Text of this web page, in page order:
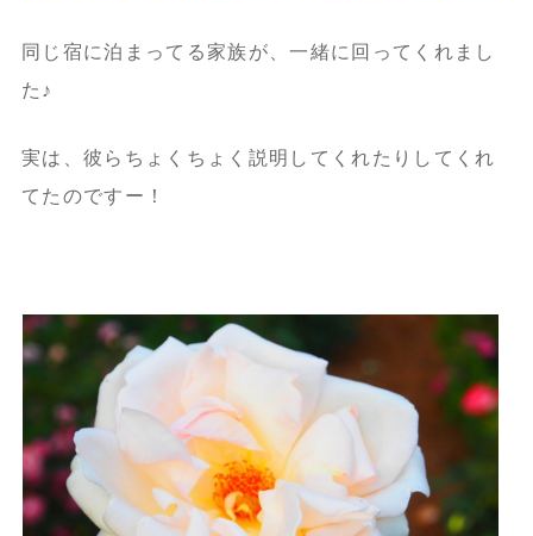
同じ宿に泊まってる家族が、一緒に回ってくれまし
た♪
実は、彼らちょくちょく説明してくれたりしてくれ
てたのですー！